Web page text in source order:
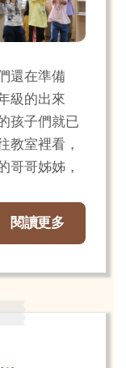
還在準備
級的出來
孩子們就已
教室裡看，
哥哥姊姊，
閱讀更多